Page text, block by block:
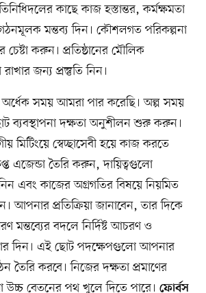
কাছে কাজ হস্তান্তর, কর্মক্ষমতা
মন্তব্য দিন। কৌশলগত পরিকল্পনা
চেষ্টা করুন। প্রতিষ্ঠানের মৌলিক
জন্য প্রস্তুতি নিন।
অর্ধেক সময় আমরা পার করেছি। অল্প সময়
ব্যবস্থাপনা দক্ষতা অনুশীলন শুরু করুন।
মিটিংয়ে স্বেচ্ছাসেবী হয়ে কাজ করতে
এজেন্ডা তৈরি করুন, দায়িত্বগুলো
এবং কাজের অগ্রগতির বিষয়ে নিয়মিত
প্রতিক্রিয়া জানাবেন, তার দিকে
মন্তব্যের বদলে নির্দিষ্ট আচরণ ও
দিন। এই ছোট পদক্ষেপগুলো আপনার
তৈরি করবে। নিজের দক্ষতা প্রমাণের
বেতনের পথ খুলে দিতে পারে। ফোর্বস